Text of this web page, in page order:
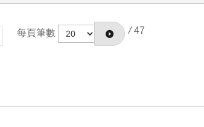
每頁筆數 / 47